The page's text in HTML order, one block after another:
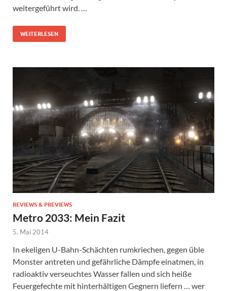
weitergeführt wird. …
WEITERLESEN
REVIEWS & PREVIEWS
Metro 2033: Mein Fazit
5. Mai 2014
In ekeligen U-Bahn-Schächten rumkriechen, gegen üble
Monster antreten und gefährliche Dämpfe einatmen, in
radioaktiv verseuchtes Wasser fallen und sich heiße
Feuergefechte mit hinterhältigen Gegnern liefern … wer